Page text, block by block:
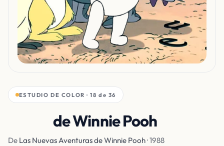
ESTUDIO DE COLOR · 18 de 36
de Winnie Pooh
De Las Nuevas Aventuras de Winnie Pooh· 1988